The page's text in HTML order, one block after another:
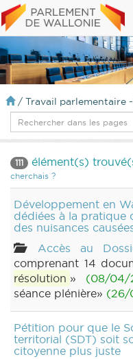
/ Travail parlementaire
111 élément(s)
cherchais ?
Développement en
dédiées à la pratique
des nuisances
Accès au
comprenant 14
résolution » (08/04/
séance plénière» (26/
Pétition pour que le
territorial (SDT) soit
citoyenne plus juste